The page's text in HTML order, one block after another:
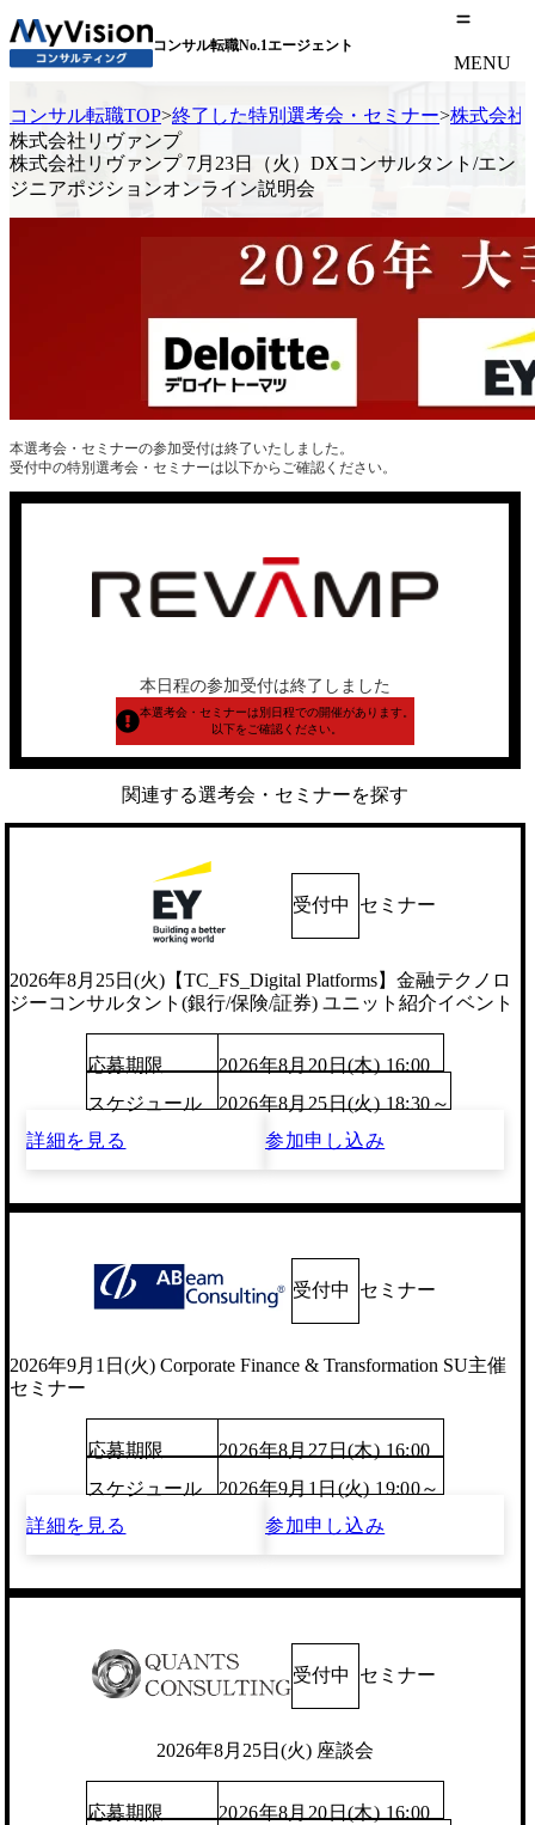
コンサル転職No.1エージェント
MENU
コンサル転職TOP>終了した特別選考会・セミナー>株式会社
株式会社リヴァンプ
株式会社リヴァンプ 7月23日（火）DXコンサルタント/エン
ジニアポジションオンライン説明会
本選考会・セミナーの参加受付は終了いたしました。
受付中の特別選考会・セミナーは以下からご確認ください。
本日程の参加受付は終了しました
本選考会・セミナーは別日程での開催があります。
以下をご確認ください。
関連する選考会・セミナーを探す
受付中 セミナー
2026年8月25日(火)【TC_FS_Digital Platforms】金融テクノロ
ジーコンサルタント(銀行/保険/証券) ユニット紹介イベント
応募期限
2026年8月20日(木) 16:00
スケジュール
2026年8月25日(火) 18:30～
詳細を見る
参加申し込み
受付中 セミナー
2026年9月1日(火) Corporate Finance & Transformation SU主催
セミナー
応募期限
2026年8月27日(木) 16:00
スケジュール
2026年9月1日(火) 19:00～
詳細を見る
参加申し込み
受付中 セミナー
2026年8月25日(火) 座談会
応募期限
2026年8月20日(木) 16:00